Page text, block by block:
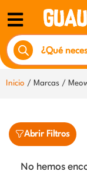
contenido
Búsqueda
de
productos
Inicio / Marcas /
Abrir Filtros
No hemos